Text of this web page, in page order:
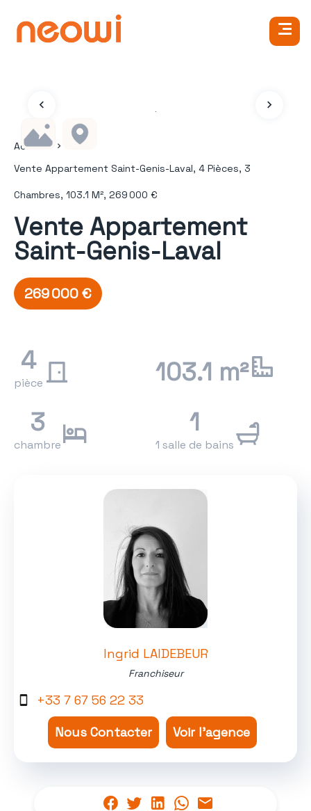
Accueil
Vente Appartement Saint-Genis-Laval, 4 Pièces, 3
Chambres, 103.1 M², 269 000 €
Vente Appartement
Saint-Genis-Laval
269 000 €
4
pièce
103.1 m²
3
chambre
1
1 salle de bains
Ingrid LAIDEBEUR
Franchiseur
+33 7 67 56 22 33
Nous Contacter
Voir l'agence